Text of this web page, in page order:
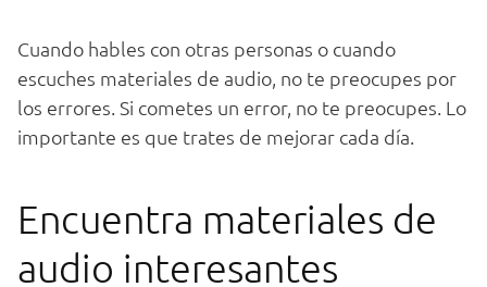
Cuando hables con otras personas o cuando
escuches materiales de audio, no te preocupes por
los errores. Si cometes un error, no te preocupes. Lo
importante es que trates de mejorar cada día.
Encuentra materiales de
audio interesantes